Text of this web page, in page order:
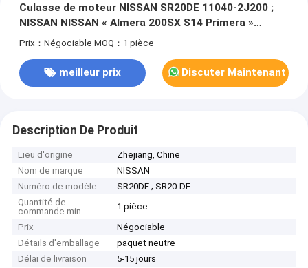
Culasse de moteur NISSAN SR20DE 11040-2J200 ;
NISSAN NISSAN « Almera 200SX S14 Primera »
SR20DE 2,0
Prix：Négociable MOQ：1 pièce
meilleur prix Discuter Maintenant
Description De Produit
Lieu d'origine
Zhejiang, Chine
Nom de marque
NISSAN
Numéro de modèle
SR20DE ; SR20-DE
Quantité de
commande min
1 pièce
Prix
Négociable
Détails d'emballage
paquet neutre
Délai de livraison
5-15 jours